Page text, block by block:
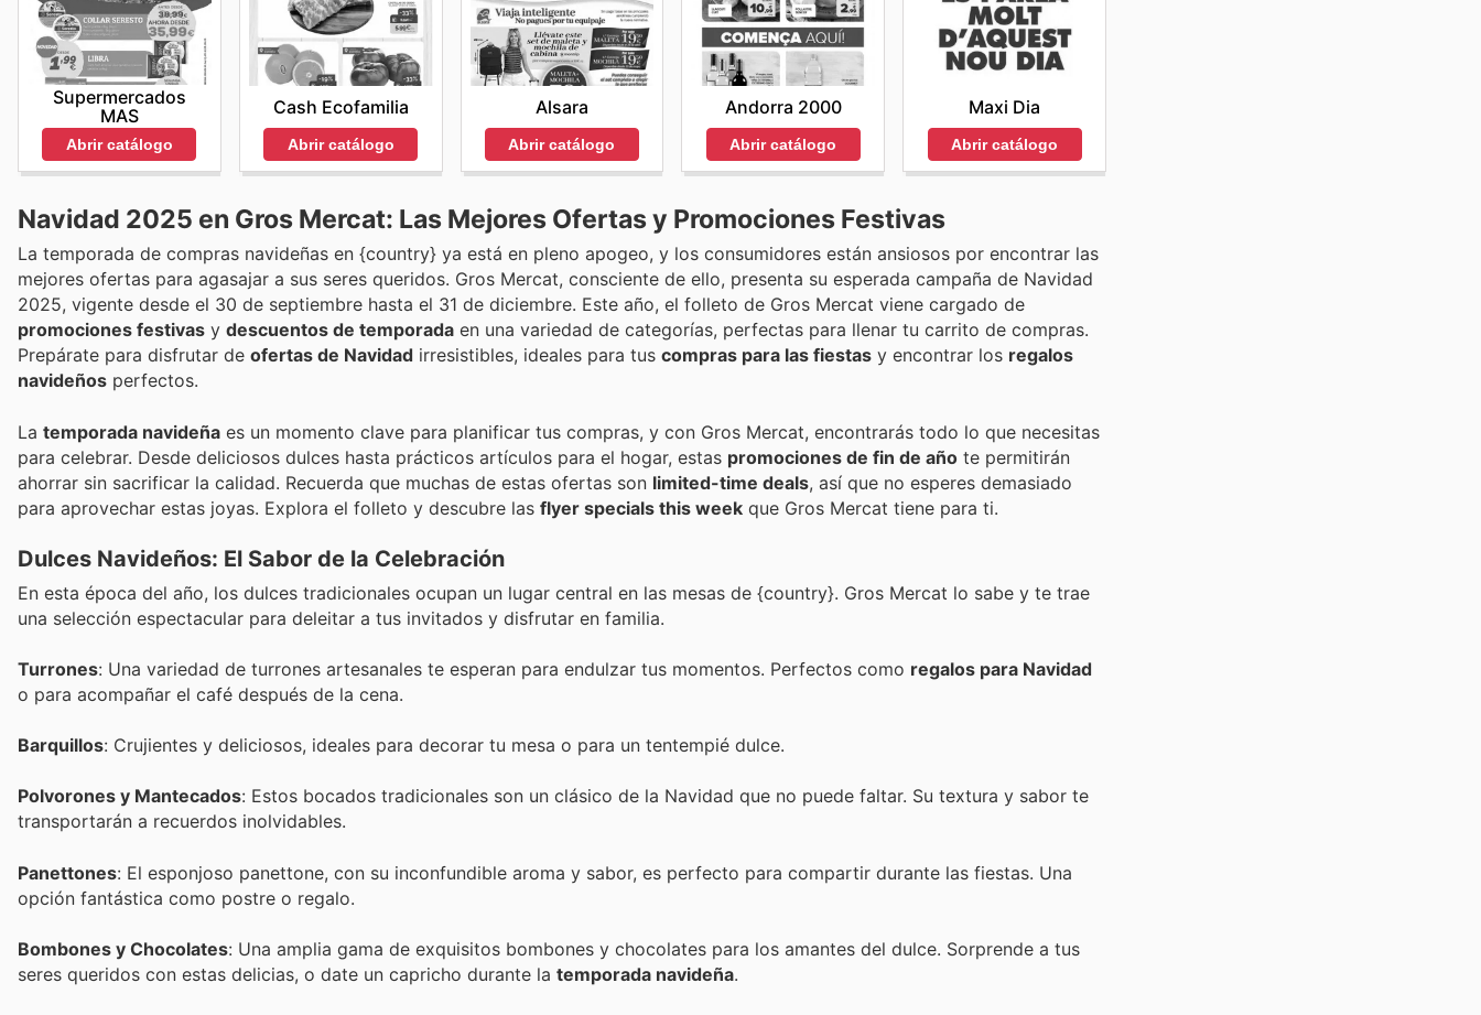
Supermercados
MAS
Abrir catálogo
Cash Ecofamilia
Abrir catálogo
Alsara
Abrir catálogo
Andorra 2000
Abrir catálogo
Maxi Dia
Abrir catálogo
Navidad 2025 en Gros Mercat: Las Mejores Ofertas y Promociones Festivas
La temporada de compras navideñas en {country} ya está en pleno apogeo, y los consumidores están ansiosos por encontrar las
mejores ofertas para agasajar a sus seres queridos. Gros Mercat, consciente de ello, presenta su esperada campaña de Navidad
2025, vigente desde el 30 de septiembre hasta el 31 de diciembre. Este año, el folleto de Gros Mercat viene cargado de
promociones festivas y descuentos de temporada en una variedad de categorías, perfectas para llenar tu carrito de compras.
Prepárate para disfrutar de ofertas de Navidad irresistibles, ideales para tus compras para las fiestas y encontrar los regalos
navideños perfectos.
La temporada navideña es un momento clave para planificar tus compras, y con Gros Mercat, encontrarás todo lo que necesitas
para celebrar. Desde deliciosos dulces hasta prácticos artículos para el hogar, estas promociones de fin de año te permitirán
ahorrar sin sacrificar la calidad. Recuerda que muchas de estas ofertas son limited-time deals, así que no esperes demasiado
para aprovechar estas joyas. Explora el folleto y descubre las flyer specials this week que Gros Mercat tiene para ti.
Dulces Navideños: El Sabor de la Celebración
En esta época del año, los dulces tradicionales ocupan un lugar central en las mesas de {country}. Gros Mercat lo sabe y te trae
una selección espectacular para deleitar a tus invitados y disfrutar en familia.
Turrones: Una variedad de turrones artesanales te esperan para endulzar tus momentos. Perfectos como regalos para Navidad
o para acompañar el café después de la cena.
Barquillos: Crujientes y deliciosos, ideales para decorar tu mesa o para un tentempié dulce.
Polvorones y Mantecados: Estos bocados tradicionales son un clásico de la Navidad que no puede faltar. Su textura y sabor te
transportarán a recuerdos inolvidables.
Panettones: El esponjoso panettone, con su inconfundible aroma y sabor, es perfecto para compartir durante las fiestas. Una
opción fantástica como postre o regalo.
Bombones y Chocolates: Una amplia gama de exquisitos bombones y chocolates para los amantes del dulce. Sorprende a tus
seres queridos con estas delicias, o date un capricho durante la temporada navideña.